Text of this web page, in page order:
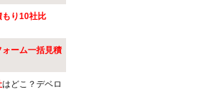
もり10社比
ォーム一括見積
はどこ？デベロ